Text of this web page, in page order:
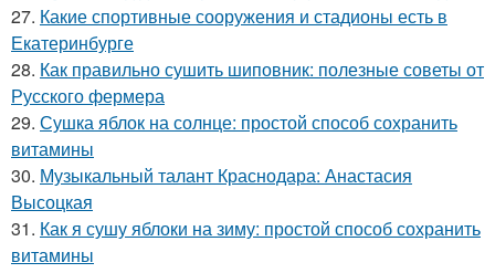
27. Какие спортивные сооружения и стадионы есть в
Екатеринбурге
28. Как правильно сушить шиповник: полезные советы от
Русского фермера
29. Сушка яблок на солнце: простой способ сохранить
витамины
30. Музыкальный талант Краснодара: Анастасия
Высоцкая
31. Как я сушу яблоки на зиму: простой способ сохранить
витамины